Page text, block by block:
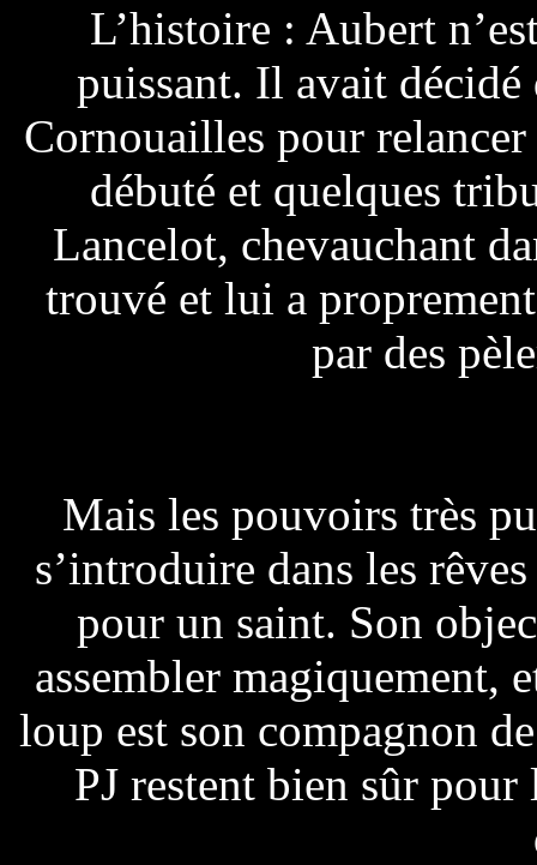
L’histoire : Aubert
puissant. Il avait décidé
Cornouailles pour
débuté et quelques
Lancelot, chevauchant
trouvé et lui a
par des
Mais les pouvoirs très
s’introduire dans les
pour un saint. Son
assembler magiquement,
loup est son compagnon
PJ restent bien sûr pour